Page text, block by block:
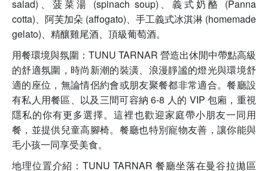
salad)、菠菜湯 (spinach soup)、義式奶酪 (Panna
cotta)、阿芙加朵 (affogato)、手工義式冰淇淋 (homemade
gelato)、精釀雞尾酒、頂級葡萄酒。
用餐環境與氛圍：TUNU TARNAR 營造出休閒中帶點高級
的舒適氛圍，時尚新潮的裝潢、浪漫靜謐的燈光與環境舒
適的座位，無論情侶約會或朋友聚餐都非常適合。餐廳設
有私人用餐區、以及三間可容納 6-8 人的 VIP 包廂，重視
隱私的你有更多選擇。這裡也歡迎家庭帶小朋友一同用
餐，並提供兒童高腳椅。餐廳也特別寵物友善，讓你能與
毛小孩一同享受美食。
地理位置介紹：TUNU TARNAR 餐廳坐落在曼谷拉拋區